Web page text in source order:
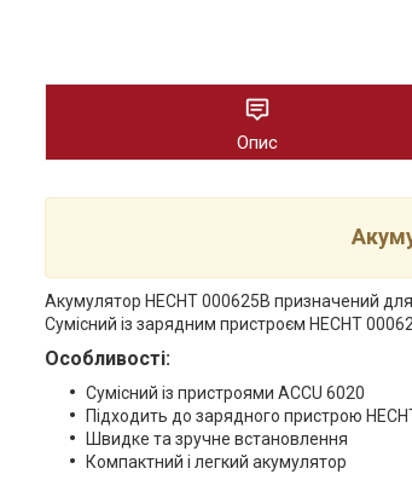
Опис
Акумулятор HECHT 000625B призначений
Сумісний із зарядним пристроєм HECHT
Особливості:
Сумісний із пристроями ACCU 6020
Підходить до зарядного пристрою
Швидке та зручне встановлення
Компактний і легкий акумулятор